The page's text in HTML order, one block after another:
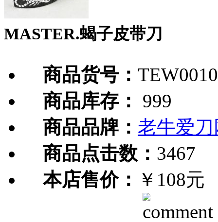
MASTER.蝎子皮带刀
商品货号：
商品库存：
999
商品品牌： 老牛爱刀
商品点击数： 3467
本店售价： ￥108元